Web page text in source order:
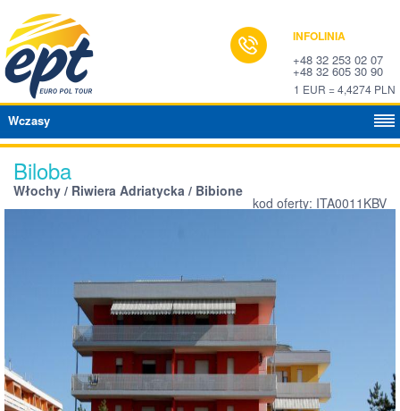
INFOLINIA
+48 32 253 02 07
+48 32 605 30 90
1 EUR = 4,4274 PLN
Wczasy
Biloba
Włochy / Riwiera Adriatycka / Bibione
kod oferty: ITA0011KBV